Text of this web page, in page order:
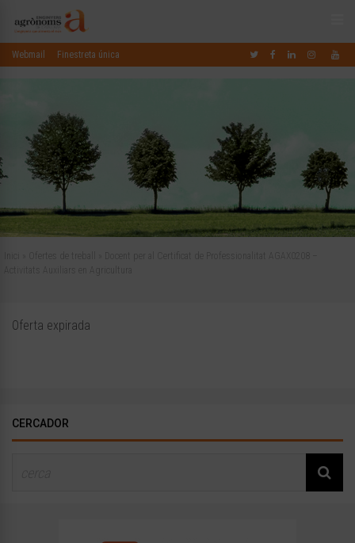
Webmail Finestreta única
Oferta expirada
CERCADOR